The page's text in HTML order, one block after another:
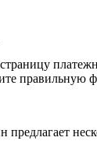
правильную
предлагает